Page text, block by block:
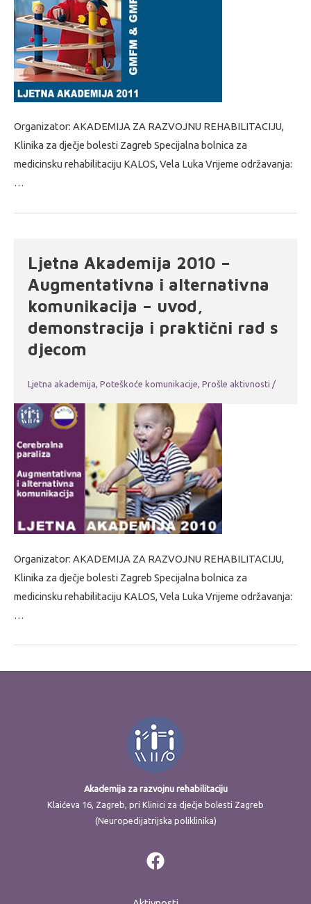
Organizator: AKADEMIJA ZA RAZVOJNU REHABILITACIJU,
Klinika za dječje bolesti Zagreb Specijalna bolnica za
medicinsku rehabilitaciju KALOS, Vela Luka Vrijeme održavanja:
…
Ljetna Akademija 2010 –
Augmentativna i alternativna
komunikacija – uvod,
demonstracija i praktični rad s
djecom
Ljetna akademija, Poteškoće komunikacije, Prošle aktivnosti /
Organizator: AKADEMIJA ZA RAZVOJNU REHABILITACIJU,
Klinika za dječje bolesti Zagreb Specijalna bolnica za
medicinsku rehabilitaciju KALOS, Vela Luka Vrijeme održavanja:
…
Akademija za razvojnu rehabilitaciju
Klaićeva 16, Zagreb, pri Klinici za dječje bolesti Zagreb
(Neuropedijatrijska poliklinika)